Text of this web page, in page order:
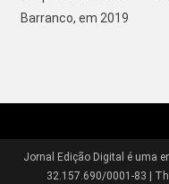
Barranco, em 2019
Jornal Edição Digital é uma
32.157.690/0001-83